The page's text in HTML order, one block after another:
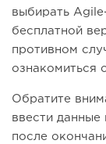
выбирать
бесплатной
противном
ознакомиться
Обратите
ввести данные
после